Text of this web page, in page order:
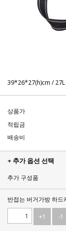
39*26*27(h)cm / 27L
상품가
적립금
배송비
+ 추가 옵션 선택
추가 구성품
반접는 버거가방 하드
+1 -1